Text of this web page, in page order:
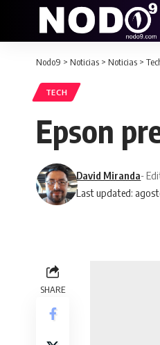
Nodo9 > Noticias > Noticias >
TECH
Epson
Last updated:
David Miranda-
SHARE